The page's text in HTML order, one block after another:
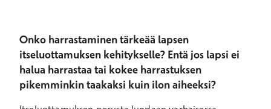
Onko harrastaminen tärkeää lapsen
itseluottamuksen kehitykselle? Entä jos lapsi ei
halua harrastaa tai kokee harrastuksen
pikemminkin taakaksi kuin ilon aiheeksi?